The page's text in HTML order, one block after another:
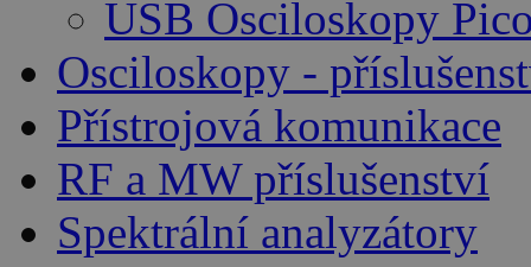
USB Osciloskopy
Osciloskopy -
Přístrojová komunikace
RF a MW příslušenství
Spektrální analyzátory